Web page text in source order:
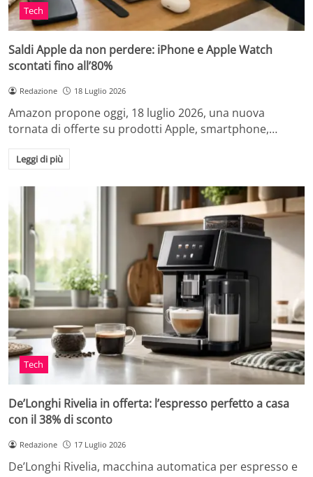
Tech
Saldi Apple da non perdere: iPhone e Apple Watch
scontati fino all’80%
Redazione 18 Luglio 2026
Amazon propone oggi, 18 luglio 2026, una nuova
tornata di offerte su prodotti Apple, smartphone,…
Leggi di più
Tech
De’Longhi Rivelia in offerta: l’espresso perfetto a casa
con il 38% di sconto
Redazione 17 Luglio 2026
De’Longhi Rivelia, macchina automatica per espresso e